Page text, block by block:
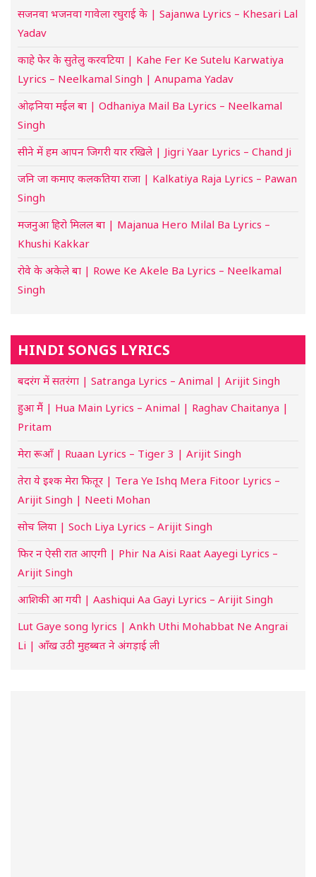
सजनवा भजनवा गावेला रघुराई के | Sajanwa Lyrics – Khesari Lal
Yadav
काहे फेर के सुतेलु करवटिया | Kahe Fer Ke Sutelu Karwatiya
Lyrics – Neelkamal Singh | Anupama Yadav
ओढ़निया मईल बा | Odhaniya Mail Ba Lyrics – Neelkamal
Singh
सीने में हम आपन जिगरी यार रखिले | Jigri Yaar Lyrics – Chand Ji
जनि जा कमाए कलकतिया राजा | Kalkatiya Raja Lyrics – Pawan
Singh
मजनुआ हिरो मिलल बा | Majanua Hero Milal Ba Lyrics –
Khushi Kakkar
रोवे के अकेले बा | Rowe Ke Akele Ba Lyrics – Neelkamal
Singh
HINDI SONGS LYRICS
बदरंग में सतरंगा | Satranga Lyrics – Animal | Arijit Singh
हुआ मैं | Hua Main Lyrics – Animal | Raghav Chaitanya |
Pritam
मेरा रूआँ | Ruaan Lyrics – Tiger 3 | Arijit Singh
तेरा ये इश्क मेरा फितूर | Tera Ye Ishq Mera Fitoor Lyrics –
Arijit Singh | Neeti Mohan
सोच लिया | Soch Liya Lyrics – Arijit Singh
फिर न ऐसी रात आएगी | Phir Na Aisi Raat Aayegi Lyrics –
Arijit Singh
आशिकी आ गयी | Aashiqui Aa Gayi Lyrics – Arijit Singh
Lut Gaye song lyrics | Ankh Uthi Mohabbat Ne Angrai
Li | आँख उठी मुहब्बत ने अंगड़ाई ली